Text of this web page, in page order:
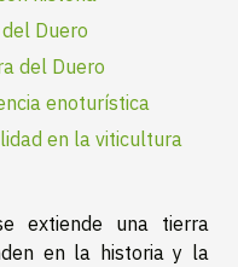
Duero
del Duero
enoturística
en la viticultura
extiende una tierra
en la historia y la